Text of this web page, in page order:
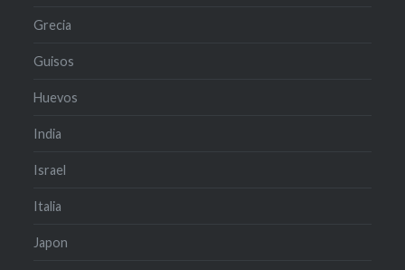
Grecia
Guisos
Huevos
India
Israel
Italia
Japon